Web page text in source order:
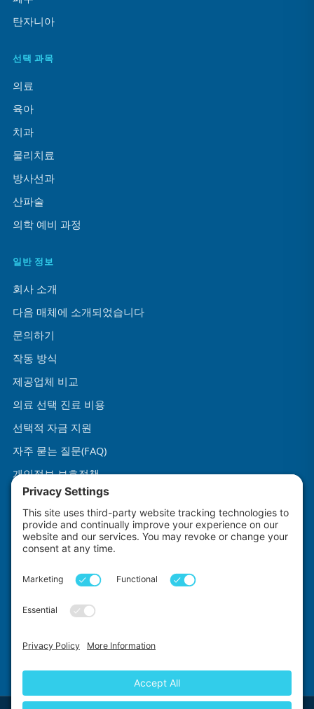
탄자니아
선택 과목
의료
육아
치과
물리치료
방사선과
산파술
의학 예비 과정
일반 정보
회사 소개
다음 매체에 소개되었습니다
문의하기
작동 방식
제공업체 비교
의료 선택 진료 비용
선택적 자금 지원
자주 묻는 질문(FAQ)
개인정보 보호정책
이용약관
쿠키 정책